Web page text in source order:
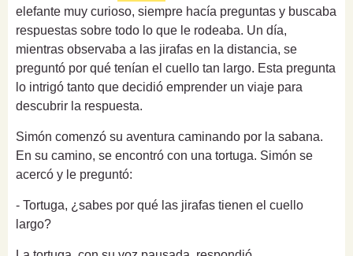
elefante muy curioso, siempre hacía preguntas y buscaba
respuestas sobre todo lo que le rodeaba. Un día,
mientras observaba a las jirafas en la distancia, se
preguntó por qué tenían el cuello tan largo. Esta pregunta
lo intrigó tanto que decidió emprender un viaje para
descubrir la respuesta.
Simón comenzó su aventura caminando por la sabana.
En su camino, se encontró con una tortuga. Simón se
acercó y le preguntó:
- Tortuga, ¿sabes por qué las jirafas tienen el cuello
largo?